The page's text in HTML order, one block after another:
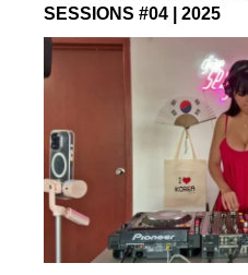
SESSIONS #04 | 2025